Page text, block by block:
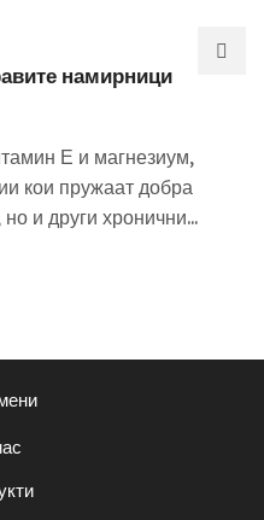
намирници
Е и магнезиум,
кои пружаат добра
и други хронични...